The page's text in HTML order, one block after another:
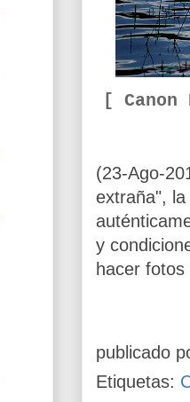
[
(23-Ago-
extraña",
y
hacer
publicado
Etiquetas: